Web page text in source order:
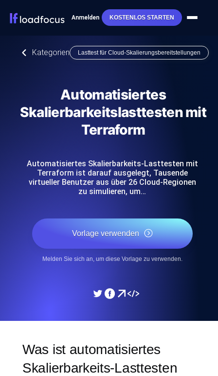
Anmelden KOSTENLOS STARTEN
Kategorien Lasttest für Cloud-Skalierungsbereitstellungen
Automatisiertes
Skalierbarkeitslasttesten mit
Terraform
Automatisiertes Skalierbarkeits-Lasttesten mit
Terraform ist darauf ausgelegt, Tausende
virtueller Benutzer aus über 26 Cloud-Regionen
zu simulieren, um…
Vorlage verwenden
Melden Sie sich an, um diese Vorlage zu verwenden.
Was ist automatisiertes
Skalierbarkeits-Lasttesten